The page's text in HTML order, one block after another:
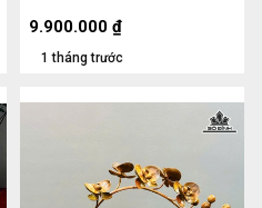
1 tháng trước
9.900.000 ₫